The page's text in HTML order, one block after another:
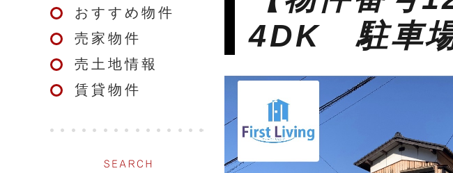
4DK 駐車
おすすめ物件
売家物件
売土地情報
賃貸物件